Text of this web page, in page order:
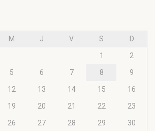
M J V S D
1 2
5 6 7 8 9
12 13 14 15 16
19 20 21 22 23
26 27 28 29 30